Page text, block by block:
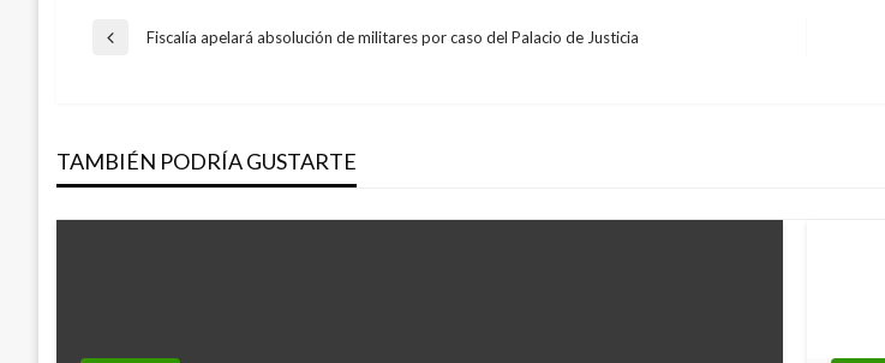
Navegación
entradas
Entrada
Fiscalía apelará absolución de militares por caso del Palacio de Justicia
TAMBIÉN PODRÍA GUSTARTE